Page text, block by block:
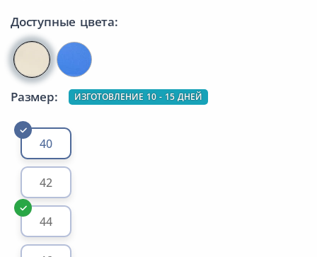
Доступные цвета:
Размер: ИЗГОТОВЛЕНИЕ 10 - 15 ДНЕЙ
40
42
44